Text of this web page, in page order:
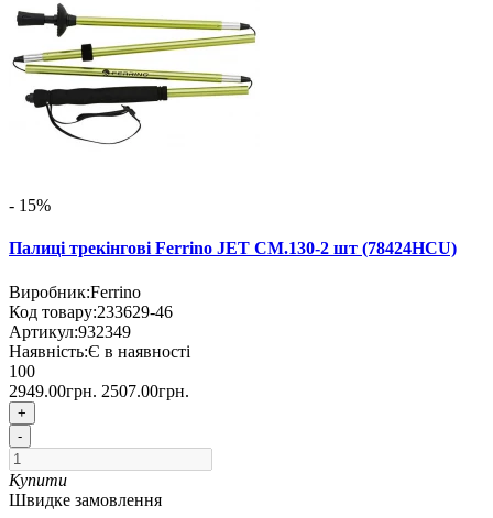
- 15%
Палиці трекінгові Ferrino JET CM.130-2 шт (78424HCU)
Виробник:Ferrino
Код товару:233629-46
Артикул:932349
Наявність:Є в наявності
100
2949.00грн. 2507.00грн.
+
-
Купити
Швидке замовлення